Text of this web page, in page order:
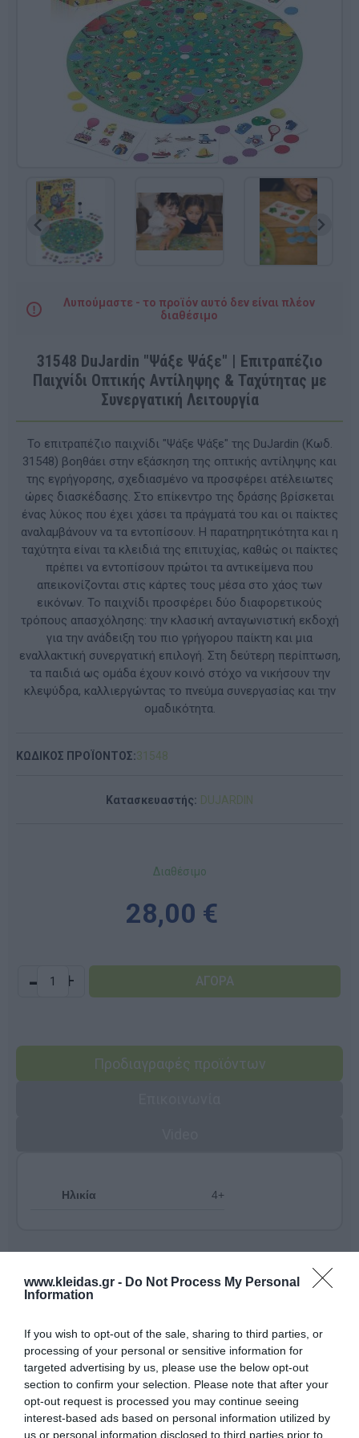
www.kleidas.gr - Do Not Process My Personal
Information
If you wish to opt-out of the sale, sharing to third parties, or
processing of your personal or sensitive information for
targeted advertising by us, please use the below opt-out
section to confirm your selection. Please note that after your
opt-out request is processed you may continue seeing
interest-based ads based on personal information utilized by
us or personal information disclosed to third parties prior to
Λυπούμαστε - το προϊόν αυτό δεν είναι πλέον
διαθέσιμο
31548 DuJardin "Ψάξε Ψάξε" | Επιτραπέζιο
Παιχνίδι Οπτικής Αντίληψης & Ταχύτητας με
Συνεργατική Λειτουργία
Το επιτραπέζιο παιχνίδι "Ψάξε Ψάξε" της DuJardin (Κωδ.
31548) βοηθάει στην εξάσκηση της οπτικής αντίληψης και
της εγρήγορσης, σχεδιασμένο να προσφέρει ατέλειωτες
ώρες διασκέδασης. Στο επίκεντρο της δράσης βρίσκεται
ένας λύκος που έχει χάσει τα πράγματά του και οι παίκτες
αναλαμβάνουν να τα εντοπίσουν. Η παρατηρητικότητα και η
ταχύτητα είναι τα κλειδιά της επιτυχίας, καθώς οι παίκτες
πρέπει να εντοπίσουν πρώτοι τα αντικείμενα που
απεικονίζονται στις κάρτες τους μέσα στο χάος των
εικόνων. Το παιχνίδι προσφέρει δύο διαφορετικούς
τρόπους απασχόλησης: την κλασική ανταγωνιστική εκδοχή
για την ανάδειξη του πιο γρήγορου παίκτη και μια
εναλλακτική συνεργατική επιλογή. Στη δεύτερη περίπτωση,
τα παιδιά ως ομάδα έχουν κοινό στόχο να νικήσουν την
κλεψύδρα, καλλιεργώντας το πνεύμα συνεργασίας και την
ομαδικότητα.
ΚΩΔΙΚΟΣ ΠΡΟΪΟΝΤΟΣ:31548
Κατασκευαστής: DUJARDIN
Διαθέσιμο
28,00 €
- +
Προδιαγραφές προϊόντων
Ηλικία 4+